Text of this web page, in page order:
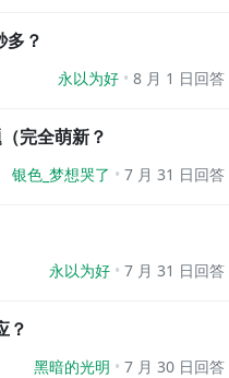
多？
永以为好 8 月 1 日回答
完全萌新？
银色_梦想哭了 7 月 31 日回答
永以为好 7 月 31 日回答
？
黑暗的光明 7 月 30 日回答